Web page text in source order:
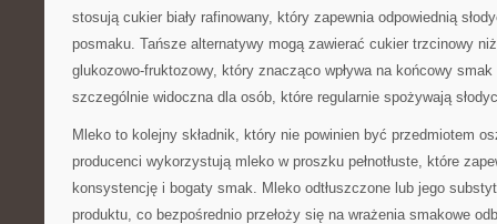
stosują cukier biały rafinowany, który zapewnia odpowiednią
posmaku. Tańsze alternatywy mogą zawierać cukier trzcinowy
glukozowo-fruktozowy, który znacząco wpływa na końcowy
szczególnie widoczna dla osób, które regularnie spożywają
Mleko to kolejny składnik, który nie powinien być przedmiotem
producenci wykorzystują mleko w proszku pełnotłuste, które
konsystencję i bogaty smak. Mleko odtłuszczone lub jego
produktu, co bezpośrednio przełoży się na wrażenia smakowe